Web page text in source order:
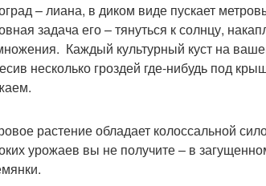
Вкусный рецепт Вкусные
Рецепт с приправой
Интересные рецепты
– лиана, в диком виде пускает
задача его – тянуться к солнцу,
Каждый культурный куст на
несколько гроздей где-нибудь под
растение обладает колоссальной
урожаев вы не получите – в